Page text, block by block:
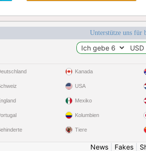
Unterstütze uns für
Kanada
USA
Mexiko
Kolumbien
Tiere
News| Fakes|